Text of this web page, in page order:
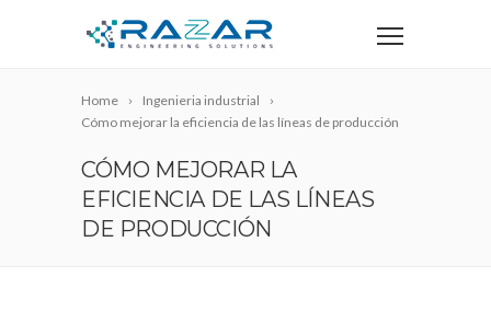
Home
Ingenieria industrial
Cómo mejorar la eficiencia de las líneas de producción
CÓMO MEJORAR LA
EFICIENCIA DE LAS LÍNEAS
DE PRODUCCIÓN